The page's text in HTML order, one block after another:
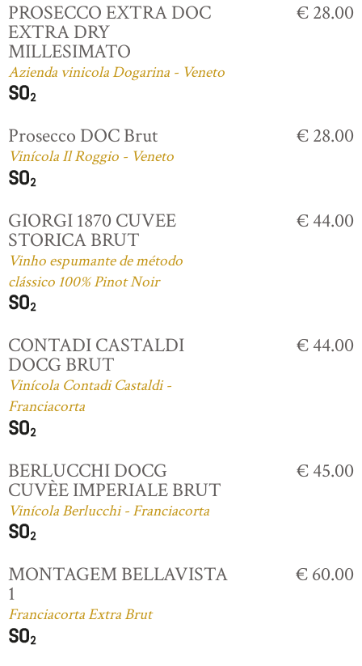
PROSECCO EXTRA DOC
EXTRA DRY
MILLESIMATO
Azienda vinicola Dogarina - Veneto
€ 28.00
Prosecco DOC Brut
Vinícola Il Roggio - Veneto
€ 28.00
GIORGI 1870 CUVEE
STORICA BRUT
Vinho espumante de método
clássico 100% Pinot Noir
€ 44.00
CONTADI CASTALDI
DOCG BRUT
Vinícola Contadi Castaldi -
Franciacorta
€ 44.00
BERLUCCHI DOCG
CUVÈE IMPERIALE BRUT
Vinícola Berlucchi - Franciacorta
€ 45.00
MONTAGEM BELLAVISTA
1
Franciacorta Extra Brut
€ 60.00